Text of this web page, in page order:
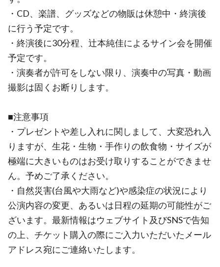
・CD、楽譜、グッズなどの物販は休憩中・終演後
に行う予定です。
・終演後に30分程、辻本純佳によるサイン会を開催
予定です。
・演奏者が許可をしない限り、演奏中の写真・動画
撮影は固くお断りします。
■注意事項
・プレゼントや差し入れに関しまして、大変恐れ入
りますが、生花・生物・手作りの飲食物・サイズが
極端に大きいものはお受け取りすることができませ
ん。予めご了承ください。
・自然災害(台風や大雨など)や感染症の状況により
公演内容の変更、あるいは日程の延期の可能性がご
ざいます。最新情報はウェブサイト及びSNSで告知
の上、チケット購入の際にご入力いただいたメール
アドレス宛にご連絡いたします。